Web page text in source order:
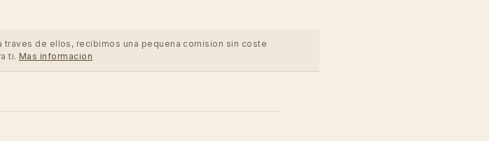
de ellos, recibimos una pequena comision sin coste
ti. Mas informacion